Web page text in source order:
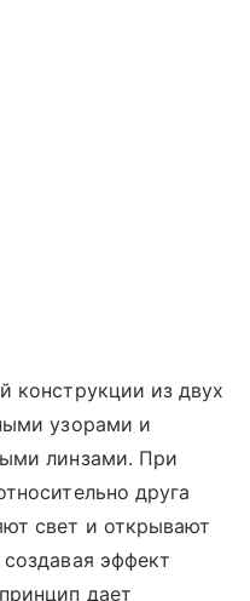
конструкции из двух
узорами и
линзами. При
друга
свет и открывают
эффект
дает